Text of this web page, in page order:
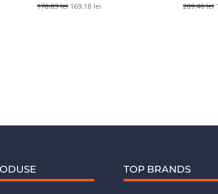
178.83lei Prețul
169.18 leiPrețul
209.46lei
TOP BRANDS